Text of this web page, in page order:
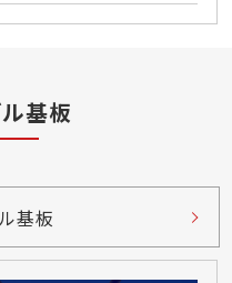
基板
基板